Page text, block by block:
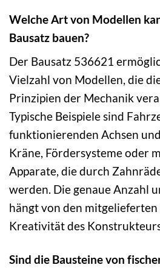
Welche Art von Modellen
Bausatz bauen?
Der Bausatz 536621
Vielzahl von Modellen, die
Prinzipien der Mechanik
Typische Beispiele sind
funktionierenden Achsen
Kräne, Fördersysteme oder
Apparate, die durch
werden. Die genaue Anzahl
hängt von den mitgelieferten
Kreativität des
Sind die Bausteine von